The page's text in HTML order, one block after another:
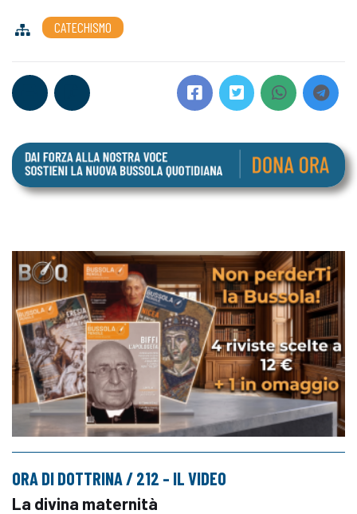
CATECHISMO
ORA DI DOTTRINA / 212 – IL VIDEO
La divina maternità